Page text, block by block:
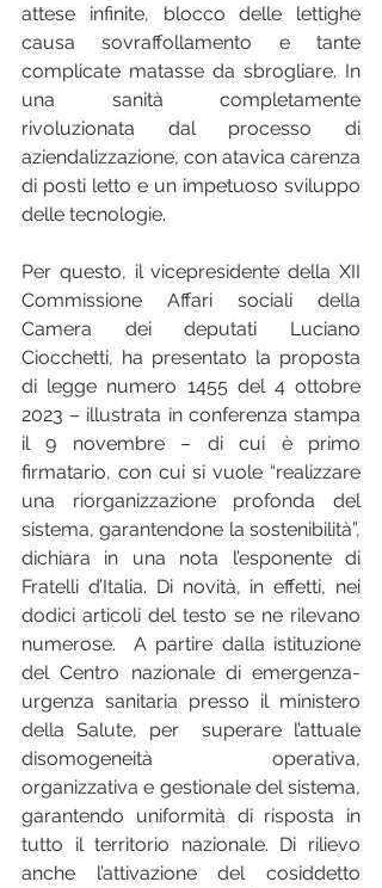
attese infinite, blocco delle lettighe
causa sovraffollamento e tante
complicate matasse da sbrogliare. In
una sanità completamente
rivoluzionata dal processo di
aziendalizzazione, con atavica carenza
di posti letto e un impetuoso sviluppo
delle tecnologie.
Per questo, il vicepresidente della XII
Commissione Affari sociali della
Camera dei deputati Luciano
Ciocchetti, ha presentato la proposta
di legge numero 1455 del 4 ottobre
2023 – illustrata in conferenza stampa
il 9 novembre – di cui è primo
firmatario, con cui si vuole “realizzare
una riorganizzazione profonda del
sistema, garantendone la sostenibilità”,
dichiara in una nota l’esponente di
Fratelli d’Italia. Di novità, in effetti, nei
dodici articoli del testo se ne rilevano
numerose.  A partire dalla istituzione
del Centro nazionale di emergenza-
urgenza sanitaria presso il ministero
della Salute, per  superare l’attuale
disomogeneità operativa,
organizzativa e gestionale del sistema,
garantendo uniformità di risposta in
tutto il territorio nazionale. Di rilievo
anche l’attivazione del cosiddetto